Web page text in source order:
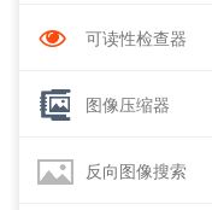
可读性检查器
图像压缩器
反向图像搜索